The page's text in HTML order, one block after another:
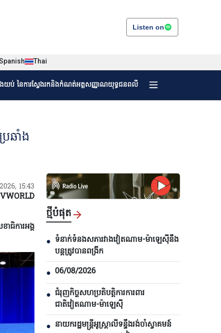
Listen on
Thai
ងយប់ នៃការស្វែងរកនិងកំណត់អត្តសញ្ញាណយុទ្ធជនពលី
ឆាំង
15:43
ធិការអង្គ
ថ្មីបំផុត
● ទំនាក់ទំនងសភារវាងវៀតណាម-ម៉ាឡេស៊ីនឹង
បន្តត្រូវបានពង្រីក
● 06/08/2026
● ជំរុញកិច្ចសហប្រតិបត្តិការការពារ
ជាតិវៀតណាម-ម៉ាឡេស៊ី
● នាយករដ្ឋមន្ត្រីអូស្ត្រាលីទន្ទឹងរង់ចាំស្វាគមន៍